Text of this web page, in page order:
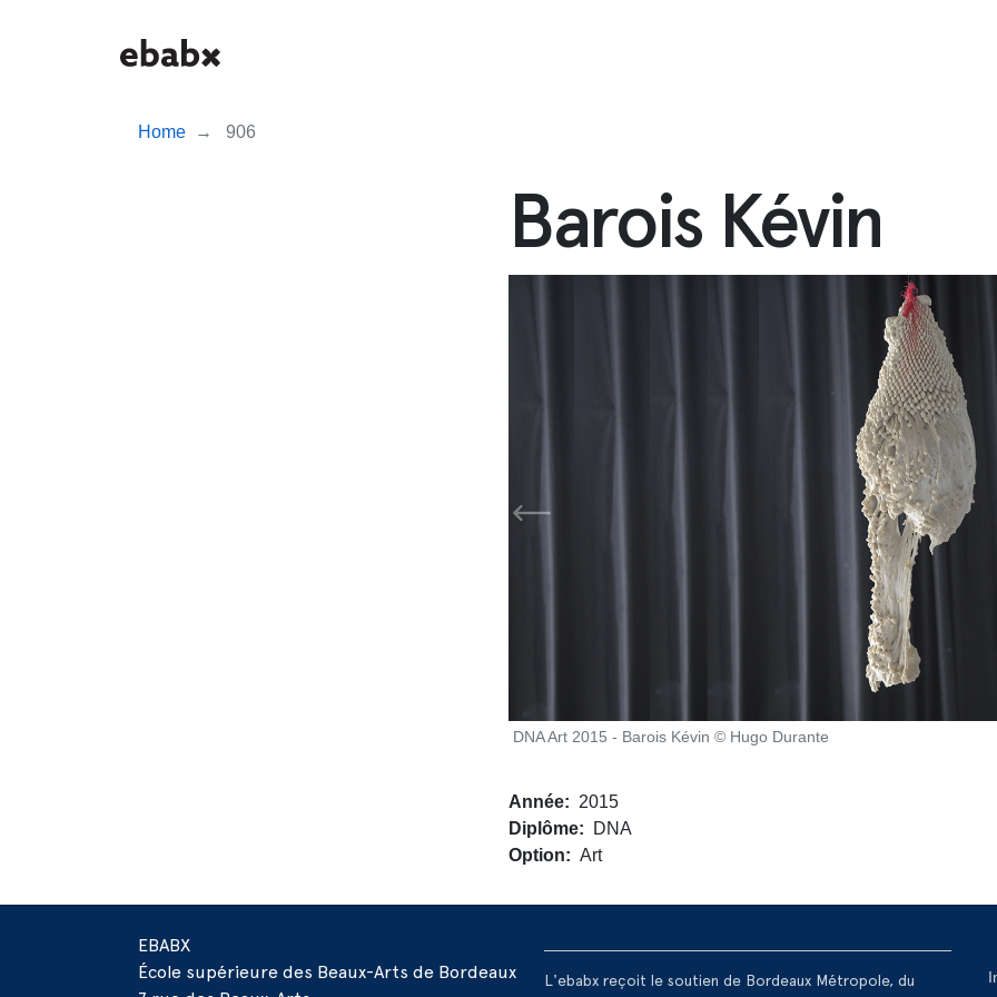
Home 906
Barois Kévin
DNA Art 2015 - Barois Kévin © Hugo Durante
Année
2015
Diplôme
DNA
Option
Art
EBABX
École supérieure des Beaux-Arts de Bordeaux
L'ebabx reçoit le soutien de Bordeaux Métropole, du